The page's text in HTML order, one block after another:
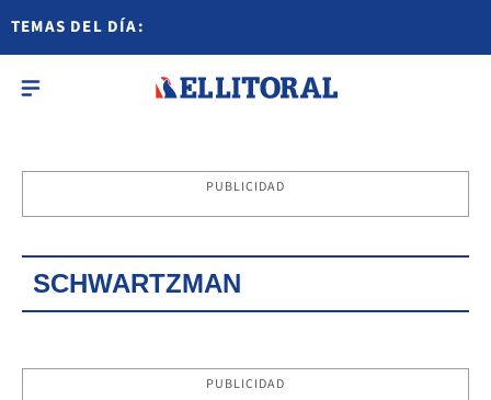
TEMAS DEL DÍA:
PUBLICIDAD
SCHWARTZMAN
PUBLICIDAD